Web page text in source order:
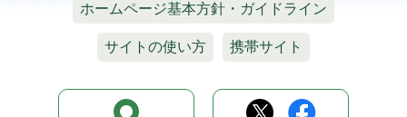
ホームページ基本方針・ガイドライン
サイトの使い方 携帯サイト